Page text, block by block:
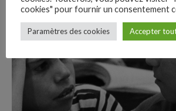
cookies" pour fournir un consentement
Paramètres des cookies Accepter